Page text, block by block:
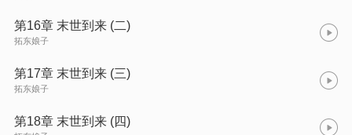
第16章 末世到来 (二)
拓东娘子
第17章 末世到来 (三)
拓东娘子
第18章 末世到来 (四)